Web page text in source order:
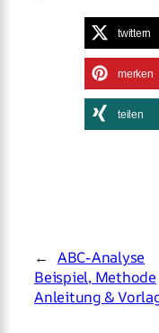
twittern
merken
teilen
← ABC-Analyse
Beispiel, Methode
Anleitung &